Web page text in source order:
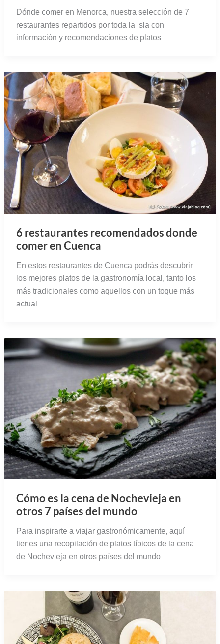
Dónde comer en Menorca, nuestra selección de 7
restaurantes repartidos por toda la isla con
información y recomendaciones de platos
6 restaurantes recomendados donde
comer en Cuenca
En estos restaurantes de Cuenca podrás descubrir
los mejores platos de la gastronomía local, tanto los
más tradicionales como aquellos con un toque más
actual
Cómo es la cena de Nochevieja en
otros 7 países del mundo
Para inspirarte a viajar gastronómicamente, aquí
tienes una recopilación de platos típicos de la cena
de Nochevieja en otros países del mundo